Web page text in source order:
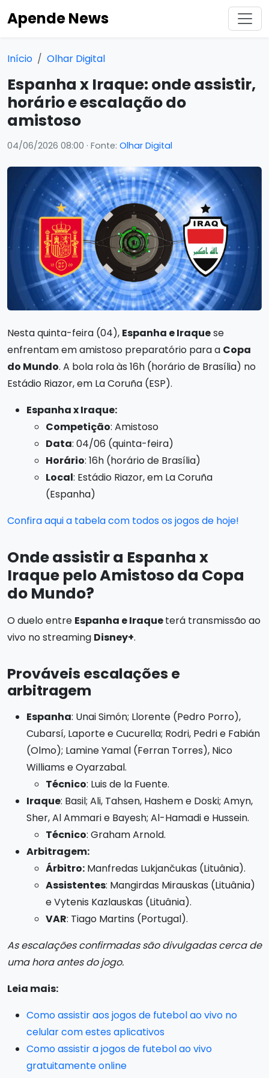
Apende News
Início Olhar Digital
Espanha x Iraque: onde assistir,
horário e escalação do
amistoso
04/06/2026 08:00 · Fonte: Olhar Digital
Nesta quinta-feira (04), Espanha e Iraquese
enfrentam em amistoso preparatório para a Copa
do Mundo. A bola rola às 16h (horário de Brasília) no
Estádio Riazor, em La Coruña (ESP).
Espanha x Iraque:
Competição: Amistoso
Data: 04/06 (quinta-feira)
Horário: 16h (horário de Brasília)
Local: Estádio Riazor, em La Coruña
(Espanha)
Confira aqui a tabela com todos os jogos de hoje!
Onde assistir a Espanha x
Iraque pelo Amistoso da Copa
do Mundo?
O duelo entre Espanha e Iraqueterá transmissão ao
vivo no streaming Disney+.
Prováveis escalações e
arbitragem
Espanha: Unai Simón; Llorente (Pedro Porro),
Cubarsí, Laporte e Cucurella; Rodri, Pedri e Fabián
(Olmo); Lamine Yamal (Ferran Torres), Nico
Williams e Oyarzabal.
Técnico: Luis de la Fuente.
Iraque: Basil; Ali, Tahsen, Hashem e Doski; Amyn,
Sher, Al Ammari e Bayesh; Al-Hamadi e Hussein.
Técnico: Graham Arnold.
Arbitragem:
Árbitro: Manfredas Lukjančukas (Lituânia).
Assistentes: Mangirdas Mirauskas (Lituânia)
e Vytenis Kazlauskas (Lituânia).
VAR: Tiago Martins (Portugal).
As escalações confirmadas são divulgadas cerca de
uma hora antes do jogo.
Leia mais:
Como assistir aos jogos de futebol ao vivo no
celular com estes aplicativos
Como assistir a jogos de futebol ao vivo
gratuitamente online